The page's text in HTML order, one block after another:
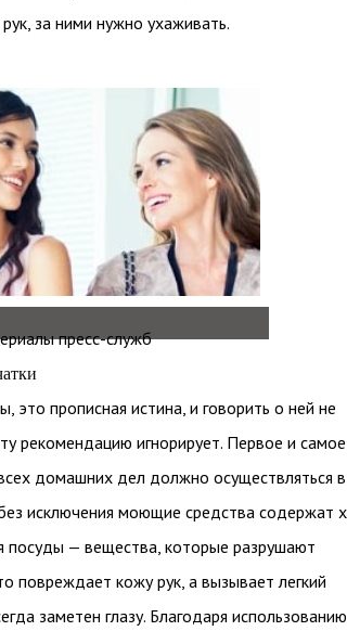
за ними нужно ухаживать.
пресс-служб
это прописная истина, и говорить о ней не
рекомендацию игнорирует. Первое и самое
домашних дел должно осуществляться в
исключения моющие средства содержат
посуды — вещества, которые разрушают
повреждает кожу рук, а вызывает легкий
заметен глазу. Благодаря использованию